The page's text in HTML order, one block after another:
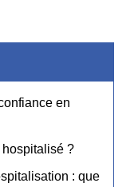
en
?
: que